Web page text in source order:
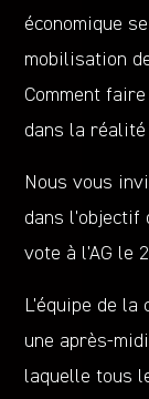
économique
mobilisation
Comment
dans la réalité
Nous vous
dans
vote à l’AG le
L’équipe de
une après-
laquelle tous